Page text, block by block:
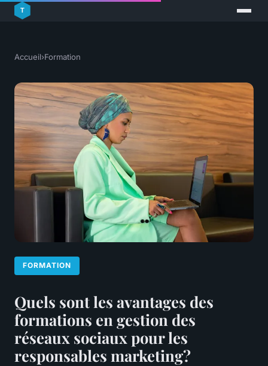
Accueil›Formation
FORMATION
Quels sont les avantages des
formations en gestion des
réseaux sociaux pour les
responsables marketing?